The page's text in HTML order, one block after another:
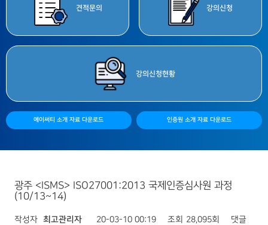
견적문의 강의 신청
강의 신청현황
에이써티 소개 자료 다운로드 인증원 소개 자료 다운로드
광주 <ISMS> ISO27001:2013 국제인증심사원 과정
(10/13~14)
작성자 최고관리자 20-03-10 00:19 조회 28,095회
댓글